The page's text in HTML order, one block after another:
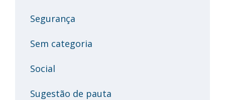
Segurança
Sem categoria
Social
Sugestão de pauta